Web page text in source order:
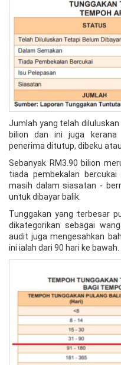
Jumlah yang telah
bilion dan ini juga kerana
penerima ditutup, dibeku
Sebanyak RM3.90 bilion
tiada pembekalan
masih dalam siasatan -
untuk dibayar balik.
Tunggakan yang terbesar
dikategorikan sebagai
audit juga mengesahkan
ini ialah dari 90 hari ke